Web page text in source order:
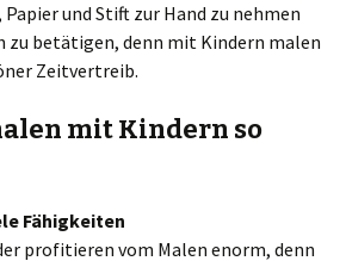
und Stift zur Hand zu nehmen
zu betätigen, denn mit Kindern malen
Zeitvertreib.
mit Kindern so
Fähigkeiten
profitieren vom Malen enorm, denn